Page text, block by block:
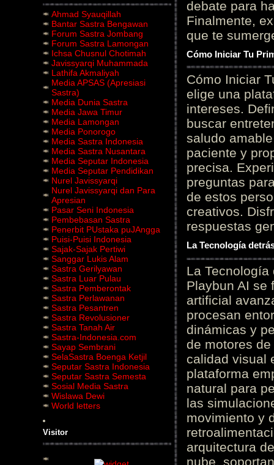
Ahmad Syauqillah
Bantar Sastra Bengawan
Forum Sastra Jombang
Forum Sastra Lamongan
Ichsa Chusnul Chotimah
Javissyarqi Muhammada
Lathifa Akmaliyah
Media APSAS (Apresiasi
Sastra)
Media Dunia Sastra
Media Jawa Timur
Media Lamongan
Media Ponorogo
Media Sastra Indonesia
Media Sastra Nusantara
Media Seputar Indonesia
Media Seputar Pendidikan
Nurel Javissyarqi
Nurel Javissyarqi dan Para
Apresian
Pasar Seni Indonesia
Pembebasan Sastra
Penerbit PUstaka puJAngga
Puisi-Puisi Indonesia
Sajak-Sajak Pertiwi
Sanggar Lukis Alam
Sastra Gerilyawan
Sastra Luar Pulau
Sastra Pemberontak
Sastra Perlawanan
Sastra Pesantren
Sastra Revolusioner
Sastra Tanah Air
Sastra-Indonesia.com
Sayap Sembrani
SelaSastra Boenga Ketjil
Seputar Sastra Indonesia
Seputar Sastra Semesta
Sosial Media Sastra
Wislawa Dewi
World letters
Visitor
debate para
Finalmente,
que te
Cómo Iniciar Tu
Cómo Iniciar
elige una
intereses.
buscar
saludo
paciente y
precisa.
preguntas
de estos
creativos.
respuestas
La Tecnología
La
Playbun AI se
artificial
procesan
dinámicas y
de motores
calidad visual
plataforma
natural para
las
movimiento y
arquitectura
nube,